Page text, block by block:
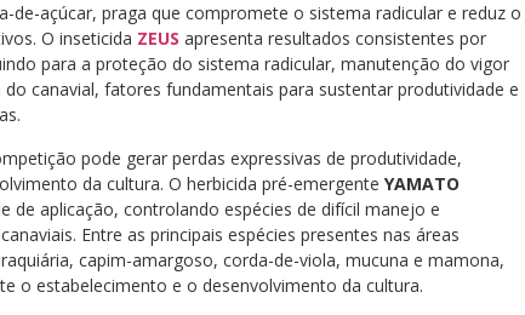
de-açúcar, praga que compromete o sistema radicular e reduz o
O inseticida ZEUS apresenta resultados consistentes por
para a proteção do sistema radicular, manutenção do vigor
canavial, fatores fundamentais para sustentar produtividade e
pode gerar perdas expressivas de produtividade,
da cultura. O herbicida pré-emergente YAMATO
de aplicação, controlando espécies de difícil manejo e
Entre as principais espécies presentes nas áreas
capim-amargoso, corda-de-viola, mucuna e mamona,
o estabelecimento e o desenvolvimento da cultura.